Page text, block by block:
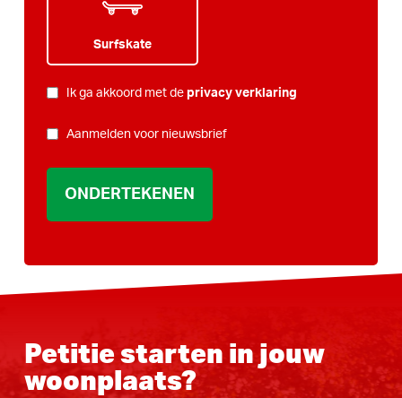
Surfskate
PRIVACY*
Ik ga akkoord met de privacy verklaring
NIEUWSBRIEF
Aanmelden voor nieuwsbrief
Petitie starten in jouw
woonplaats?